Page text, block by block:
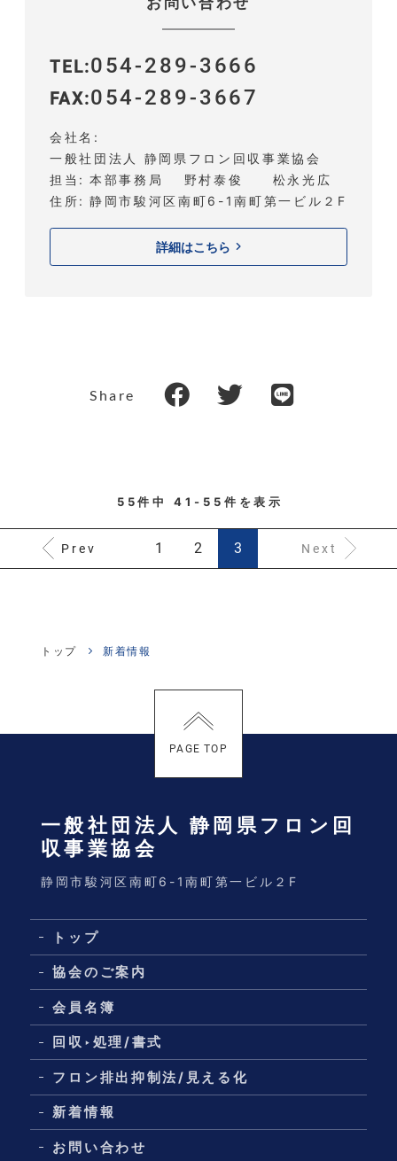
TEL 054-289-3666
FAX 054-289-3667
会社名
一般社団法人 静岡県フロン回収事業協会
担当
本部事務局 野村泰俊 松永光広
住所
静岡市駿河区南町6-1南町第一ビル２F
詳細はこちら
Share
55件中 41-55件を表示
Prev 1 2 3 Next
トップ 新着情報
PAGE TOP
一般社団法人 静岡県フロン回
収事業協会
静岡市駿河区南町6-1南町第一ビル２F
トップ
協会のご案内
会員名簿
回収‣処理/書式
フロン排出抑制法/見える化
新着情報
お問い合わせ